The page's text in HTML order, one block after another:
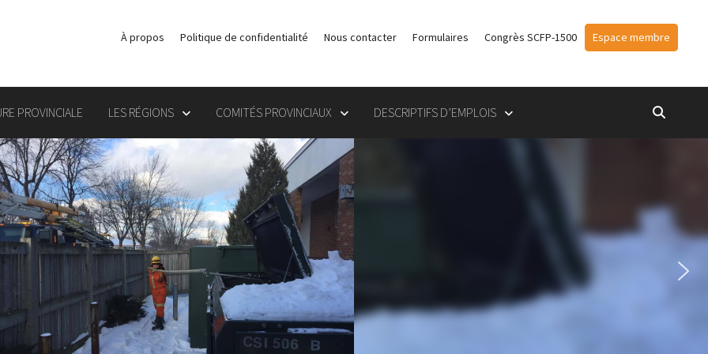
À propos Politique de confidentialité Nous contacter Formulaires Congrès SCFP-1500 Espace membre
PROVINCIALE LES RÉGIONS COMITÉS PROVINCIAUX DESCRIPTIFS D’EMPLOIS